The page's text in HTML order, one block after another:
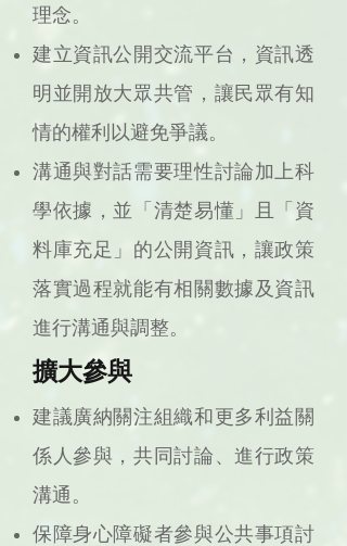
理念。
建立資訊公開交流平台，資訊透
明並開放大眾共管，讓民眾有知
情的權利以避免爭議。
溝通與對話需要理性討論加上科
學依據，並「清楚易懂」且「資
料庫充足」的公開資訊，讓政策
落實過程就能有相關數據及資訊
進行溝通與調整。
擴大參與
建議廣納關注組織和更多利益關
係人參與，共同討論、進行政策
溝通。
保障身心障礙者參與公共事項討